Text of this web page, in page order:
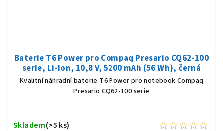
Baterie T6 Power pro Compaq Presario CQ62-100
serie, Li-Ion, 10,8 V, 5200 mAh (56 Wh), černá
Kvalitní náhradní baterie T6 Power pro notebook Compaq
Presario CQ62-100 serie
Skladem(>5 ks)